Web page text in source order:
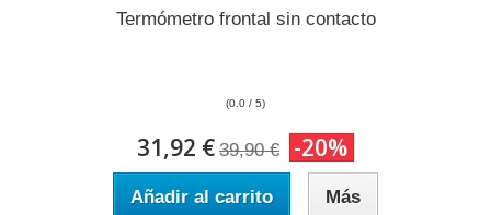
Termómetro frontal sin contacto
(0.0 / 5)
31,92 € 39,90 € -20%
Añadir al carrito Más